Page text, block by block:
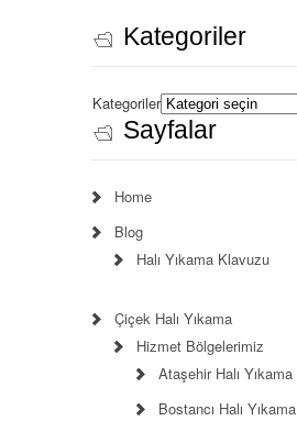
Kategoriler
Kategoriler
Sayfalar
Home
Blog
Halı Yıkama Klavuzu
Çiçek Halı Yıkama
Hizmet Bölgelerimiz
Ataşehir Halı Yıkama
Bostancı Halı Yıkama